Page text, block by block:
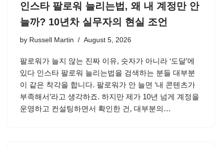
인스타 팔로워 늘리는법, 왜 내 계정만 안
늘까? 10년차 실무자의 현실 조언
by Russell Martin August 5, 2026
팔로워가 늘지 않는 진짜 이유, 숫자가 아니라 ‘도달’에
있다 인스타 팔로워 늘리는법을 검색하는 분들 대부분
이 같은 착각을 합니다. 팔로워가 안 늘면 ‘내 콘텐츠가
부족해서’라고 생각하죠. 하지만 제가 10년 넘게 계정을
운영하고 컨설팅하면서 확인한 건, 대부분의…